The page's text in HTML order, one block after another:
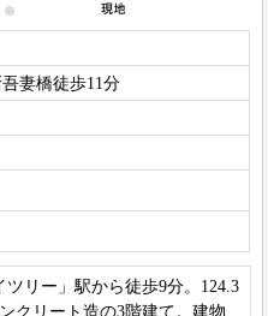
妻橋徒歩11分
リー」駅から徒歩9分。124.3
クリート造の3階建て。建物